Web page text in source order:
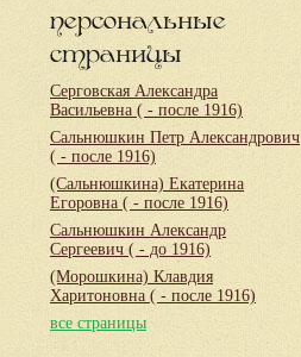
персональные
страницы
Серговская Александра
Васильевна ( - после 1916)
Сальнюшкин Петр Александрович
( - после 1916)
(Сальнюшкина) Екатерина
Егоровна ( - после 1916)
Сальнюшкин Александр
Сергеевич ( - до 1916)
(Морошкина) Клавдия
Харитоновна ( - после 1916)
все страницы